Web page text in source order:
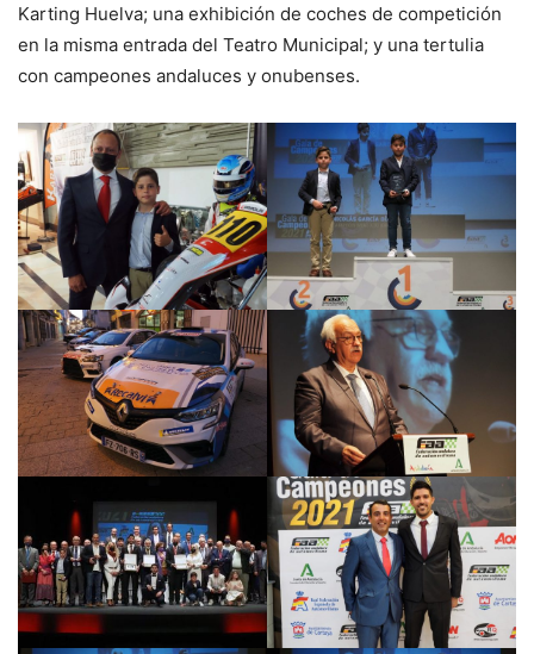
Karting Huelva; una exhibición de coches de competición
en la misma entrada del Teatro Municipal; y una tertulia
con campeones andaluces y onubenses.